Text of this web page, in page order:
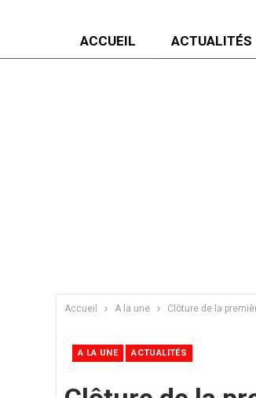
ACCUEIL ACTUALITÉS
Accueil A la une Clôture de la
A LA UNE ACTUALITÉS